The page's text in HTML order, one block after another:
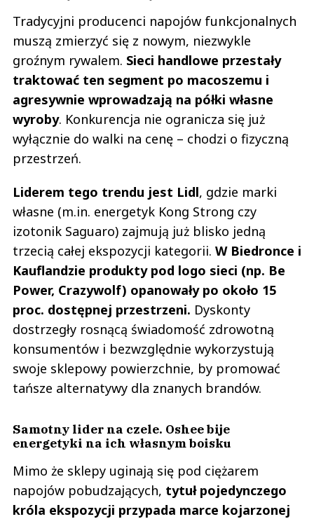
Tradycyjni producenci napojów funkcjonalnych
muszą zmierzyć się z nowym, niezwykle
groźnym rywalem. Sieci handlowe przestały
traktować ten segment po macoszemu i
agresywnie wprowadzają na półki własne
wyroby. Konkurencja nie ogranicza się już
wyłącznie do walki na cenę – chodzi o fizyczną
przestrzeń.
Liderem tego trendu jest Lidl, gdzie marki
własne (m.in. energetyk Kong Strong czy
izotonik Saguaro) zajmują już blisko jedną
trzecią całej ekspozycji kategorii. W Biedronce i
Kauflandzie produkty pod logo sieci (np. Be
Power, Crazywolf) opanowały po około 15
proc. dostępnej przestrzeni. Dyskonty
dostrzegły rosnącą świadomość zdrowotną
konsumentów i bezwzględnie wykorzystują
swoje sklepowy powierzchnie, by promować
tańsze alternatywy dla znanych brandów.
Samotny lider na czele. Oshee bije
energetyki na ich własnym boisku
Mimo że sklepy uginają się pod ciężarem
napojów pobudzających, tytuł pojedynczego
króla ekspozycji przypada marce kojarzonej